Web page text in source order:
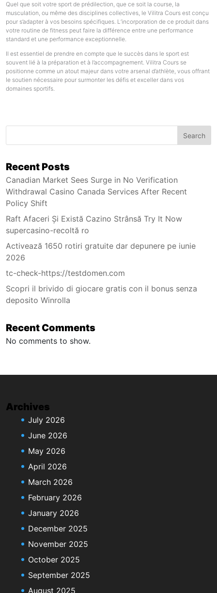
Quel que soit votre sport de prédilection, que ce soit la course, la
musculation, ou même des disciplines collectives, le Vilitra Cours est conçu
pour s’adapter à vos besoins spécifiques. L’incorporation de ce produit dans
votre routine de fitness peut faire la différence entre une performance
standard et une performance exceptionnelle.
Il est essentiel de prendre en compte que le succès dans le sport est
souvent lié à la préparation et à l’accompagnement. Vilitra Cours se
positionne comme un atout majeur dans votre arsenal d’athlète, vous offrant
le soutien nécessaire pour surmonter les défis et exceller dans vos
domaines sportifs.
Search
Recent Posts
Canadian Market Sees Surge in No Verification
Withdrawal Casino Canada Services After Recent
Policy Shift
Raft Afaceri Și Există Cazino Strânsă Try It Now
supercasino-recoltă ro
Activează 1650 rotiri gratuite dar depunere pe iunie
2026
tc-check-https://testdomen.com
Scopri il brivido di giocare gratis con il bonus senza
deposito Winrolla
Recent Comments
No comments to show.
Archives
July 2026
June 2026
May 2026
April 2026
March 2026
February 2026
January 2026
December 2025
November 2025
October 2025
September 2025
August 2025